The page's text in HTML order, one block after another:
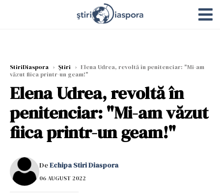
StiriDiaspora › Știri › Elena Udrea, revoltă în penitenciar: "Mi-am
văzut fiica printr-un geam!"
Elena Udrea, revoltă în
penitenciar: "Mi-am văzut
fiica printr-un geam!"
DeEchipa Stiri Diaspora
06 AUGUST 2022